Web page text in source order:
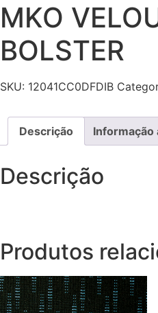
MKO
BOLSTER
SKU: 12041CC0DFDIB
Descrição Informação
Descrição
Produtos